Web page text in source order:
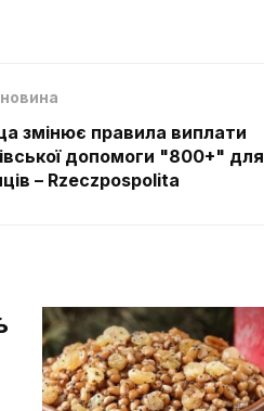
змінює правила виплати
допомоги "800+" для
– Rzeczpospolita